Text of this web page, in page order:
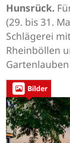
Hunsrück.
(29. bis 31.
Schlägerei
Rheinböllen
Bilder